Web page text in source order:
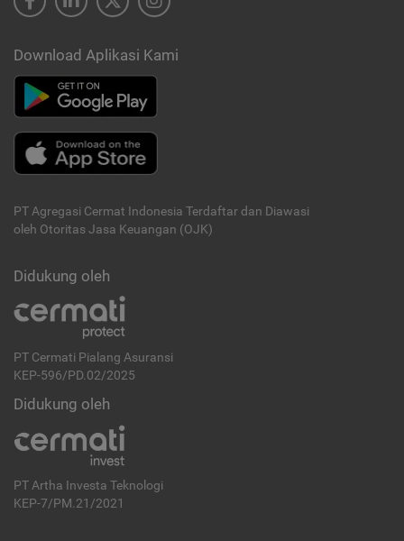
Download Aplikasi Kami
PT Agregasi Cermat Indonesia Terdaftar dan Diawasi
oleh Otoritas Jasa Keuangan (OJK)
Didukung oleh
PT Cermati Pialang Asuransi
KEP-596/PD.02/2025
Didukung oleh
PT Artha Investa Teknologi
KEP-7/PM.21/2021